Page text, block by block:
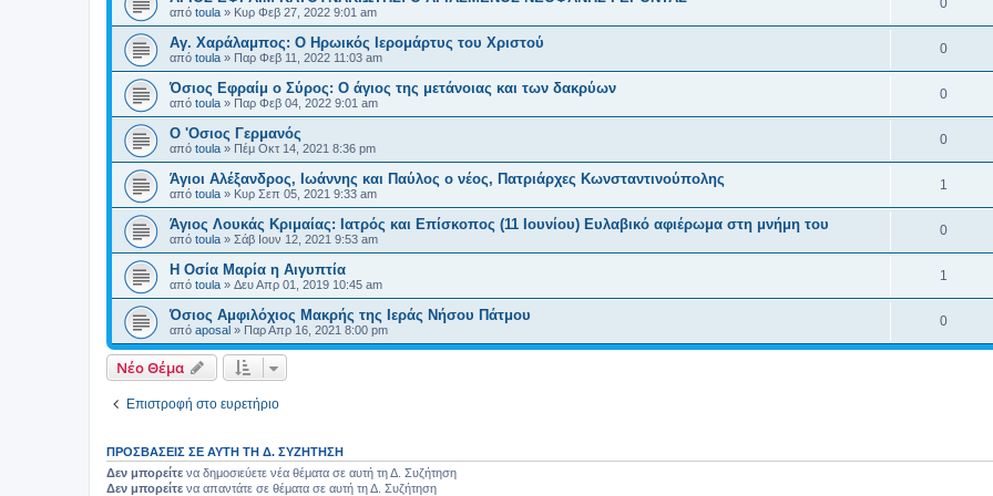
από toula » Κυρ Φεβ 27, 2022 9:01 am
0
Αγ. Χαράλαμπος: Ο Ηρωικός Ιερομάρτυς του Χριστού
από toula » Παρ Φεβ 11, 2022 11:03 am
0
Όσιος Εφραίμ ο Σύρος: Ο άγιος της μετάνοιας και των δακρύων
από toula » Παρ Φεβ 04, 2022 9:01 am
0
O 'Oσιος Γερμανός
από toula » Πέμ Οκτ 14, 2021 8:36 pm
0
Άγιοι Αλέξανδρος, Ιωάννης και Παύλος ο νέος, Πατριάρχες Κωνσταντινούπολης
από toula » Κυρ Σεπ 05, 2021 9:33 am
1
Άγιος Λουκάς Κριμαίας: Ιατρός και Επίσκοπος (11 Ιουνίου) Ευλαβικό αφιέρωμα στη μνήμη του
από toula » Σάβ Ιουν 12, 2021 9:53 am
0
Η Οσία Μαρία η Αιγυπτία
από toula » Δευ Απρ 01, 2019 10:45 am
1
Όσιος Αμφιλόχιος Μακρής της Ιεράς Νήσου Πάτμου
από aposal » Παρ Απρ 16, 2021 8:00 pm
0
Νέο Θέμα
Επιστροφή στο ευρετήριο
ΠΡΟΣΒΆΣΕΙΣ ΣΕ ΑΥΤΉ ΤΗ Δ. ΣΥΖΉΤΗΣΗ
Δεν μπορείτε να δημοσιεύετε νέα θέματα σε αυτή τη Δ. Συζήτηση
Δεν μπορείτε να απαντάτε σε θέματα σε αυτή τη Δ. Συζήτηση